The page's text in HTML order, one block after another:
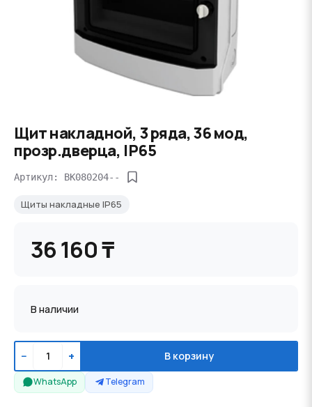
Щит накладной, 3 ряда, 36 мод,
прозр.дверца, IP65
Артикул: BK080204--
Щиты накладные IP65
36 160 ₸
В наличии
− + В корзину
WhatsApp Telegram